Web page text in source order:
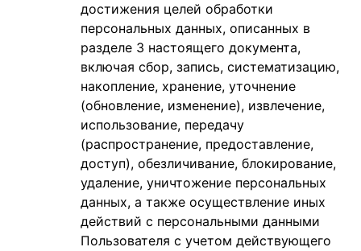
достижения целей обработки
персональных данных, описанных в
разделе 3 настоящего документа,
включая сбор, запись, систематизацию,
накопление, хранение, уточнение
(обновление, изменение), извлечение,
использование, передачу
(распространение, предоставление,
доступ), обезличивание, блокирование,
удаление, уничтожение персональных
данных, а также осуществление иных
действий с персональными данными
Пользователя с учетом действующего